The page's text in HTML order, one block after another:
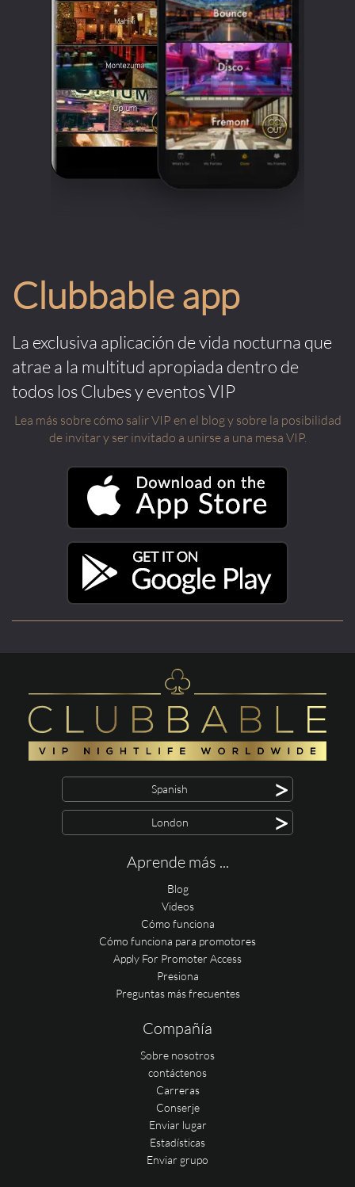
Clubbable app
La exclusiva aplicación de vida nocturna que
atrae a la multitud apropiada dentro de
todos los Clubes y eventos VIP
Lea más sobre cómo salir VIP en el blog y sobre la posibilidad
de invitar y ser invitado a unirse a una mesa VIP.
Spanish >
London >
Aprende más ...
Blog
Videos
Cómo funciona
Cómo funciona para promotores
Apply For Promoter Access
Presiona
Preguntas más frecuentes
Compañía
Sobre nosotros
contáctenos
Carreras
Conserje
Enviar lugar
Estadísticas
Enviar grupo